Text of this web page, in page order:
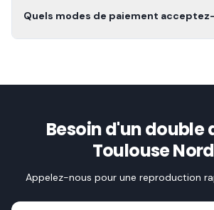
Quels modes de paiement
Besoin d'un double
Toulouse
Appelez-nous pour une reproduction